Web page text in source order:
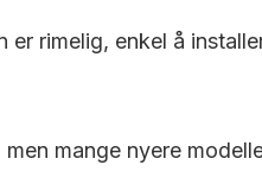
rimelig, enkel å
mange nyere